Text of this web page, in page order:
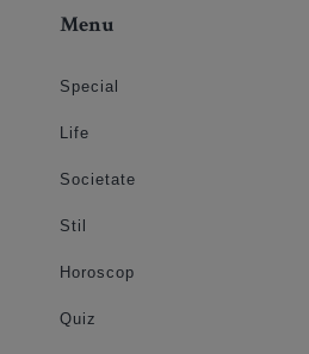
Menu
Special
Life
Societate
Stil
Horoscop
Quiz